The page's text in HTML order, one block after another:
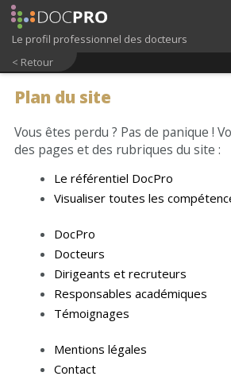
Aller
au
contenu
principal
Le profil professionnel des docteurs
< Retour
Plan du site
Vous êtes perdu ? Pas de panique !
des pages et des rubriques du site :
Le référentiel DocPro
Visualiser toutes les
DocPro
Docteurs
Dirigeants et recruteurs
Responsables académiques
Témoignages
Mentions légales
Contact